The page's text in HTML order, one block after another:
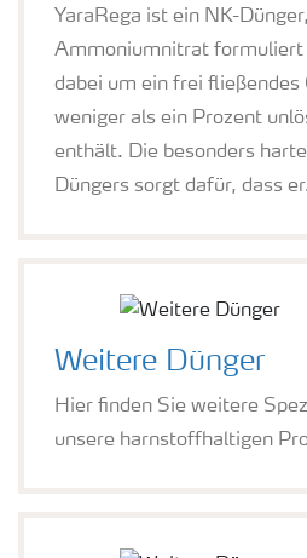
YaraRega ist ein NK-
Ammoniumnitrat formuliert
dabei um ein frei fließendes
weniger als ein Prozent
enthält. Die besonders
Düngers sorgt dafür, dass
Weitere Dünger
Hier finden Sie weitere
unsere harnstoffhaltigen